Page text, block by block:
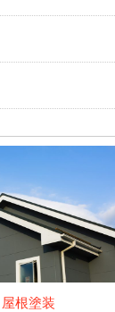
屋根塗装